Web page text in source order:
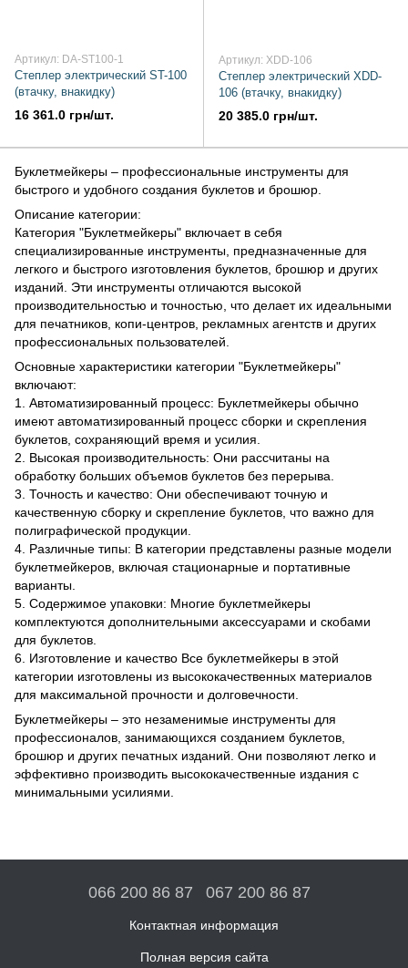
Артикул: DA-ST100-1
Степлер электрический ST-100
(втачку, внакидку)
16 361.0 грн/шт.
Артикул: XDD-106
Степлер электрический XDD-
106 (втачку, внакидку)
20 385.0 грн/шт.
Буклетмейкеры – профессиональные инструменты для
быстрого и удобного создания буклетов и брошюр.
Описание категории:
Категория "Буклетмейкеры" включает в себя
специализированные инструменты, предназначенные для
легкого и быстрого изготовления буклетов, брошюр и других
изданий. Эти инструменты отличаются высокой
производительностью и точностью, что делает их идеальными
для печатников, копи-центров, рекламных агентств и других
профессиональных пользователей.
Основные характеристики категории "Буклетмейкеры"
включают:
1. Автоматизированный процесс: Буклетмейкеры обычно
имеют автоматизированный процесс сборки и скрепления
буклетов, сохраняющий время и усилия.
2. Высокая производительность: Они рассчитаны на
обработку больших объемов буклетов без перерыва.
3. Точность и качество: Они обеспечивают точную и
качественную сборку и скрепление буклетов, что важно для
полиграфической продукции.
4. Различные типы: В категории представлены разные модели
буклетмейкеров, включая стационарные и портативные
варианты.
5. Содержимое упаковки: Многие буклетмейкеры
комплектуются дополнительными аксессуарами и скобами
для буклетов.
6. Изготовление и качество Все буклетмейкеры в этой
категории изготовлены из высококачественных материалов
для максимальной прочности и долговечности.
Буклетмейкеры – это незаменимые инструменты для
профессионалов, занимающихся созданием буклетов,
брошюр и других печатных изданий. Они позволяют легко и
эффективно производить высококачественные издания с
минимальными усилиями.
066 200 86 87 067 200 86 87
Контактная информация
Полная версия сайта